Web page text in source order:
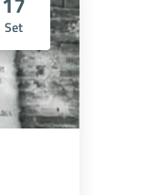
Set